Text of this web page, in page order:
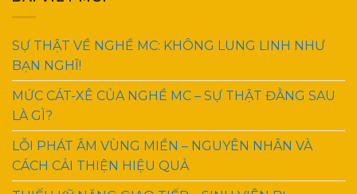
SỰ THẬT VỀ NGHỀ MC: KHÔNG LUNG LINH NHƯ
BẠN NGHĨ!
MỨC CÁT-XÊ CỦA NGHỀ MC – SỰ THẬT ĐẰNG SAU
LÀ GÌ?
LỖI PHÁT ÂM VÙNG MIỀN – NGUYÊN NHÂN VÀ
CÁCH CẢI THIỆN HIỆU QUẢ